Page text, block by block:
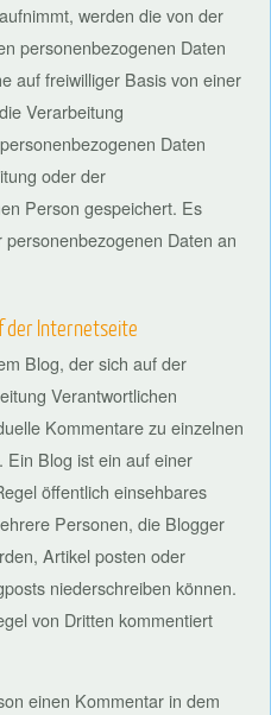
werden die von der
personenbezogenen Daten
auf freiwilliger Basis von einer
Verarbeitung
Daten
oder der
Person gespeichert. Es
Daten an
der Internetseite
Blog, der sich auf der
Verantwortlichen
Kommentare zu einzelnen
Ein Blog ist ein auf einer
öffentlich einsehbares
Personen, die Blogger
Artikel posten oder
niederschreiben können.
von Dritten kommentiert
einen Kommentar in dem